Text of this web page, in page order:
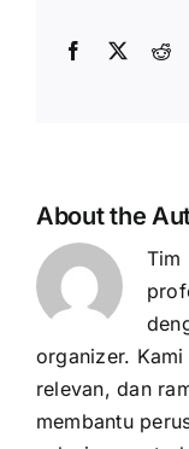
Facebook
X
About the
Tim
organizer.
relevan, dan
membantu